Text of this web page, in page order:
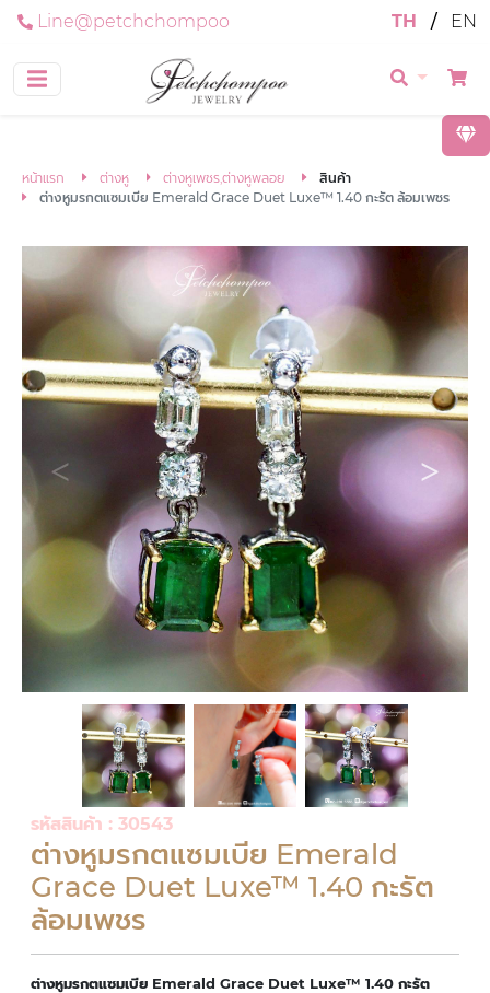
Line@petchchompoo TH / EN
หน้าแรก ต่างหู ต่างหูเพชร,ต่างหูพลอย
สินค้า
ต่างหูมรกตแซมเบีย Emerald Grace Duet Luxe™ 1.40 กะรัต ล้อมเพชร
รหัสสินค้า : 30543
ต่างหูมรกตแซมเบีย Emerald
Grace Duet Luxe™ 1.40 กะรัต
ล้อมเพชร
ต่างหูมรกตแซมเบีย Emerald Grace Duet Luxe™ 1.40 กะรัต